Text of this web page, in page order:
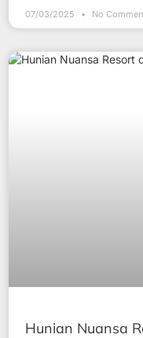
07/03/2025 No
Hunian Nuansa